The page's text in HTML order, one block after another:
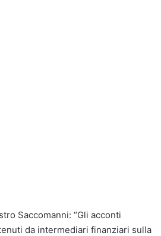
Saccomanni: “Gli acconti
da intermediari finanziari sulla